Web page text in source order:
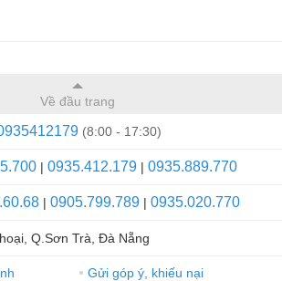
Về đầu trang
(8:00 - 17:30)
| 0935.412.179 | 0935.889.770
| 0905.799.789 | 0935.020.770
Q.Sơn Trà, Đà Nẵng
● Gửi góp ý, khiếu nại